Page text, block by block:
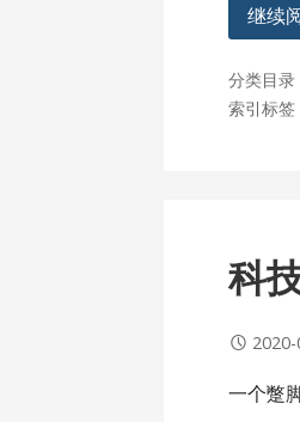
继续
分类目录
索引标
科
一个蹩